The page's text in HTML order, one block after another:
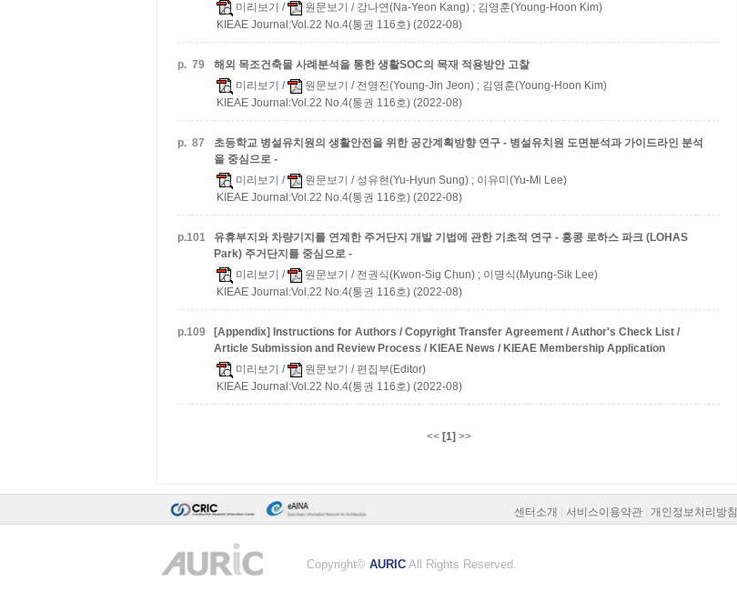
미리보기 / 원문보기 / 강나연(Na-Yeon Kang) ; 김영훈(Young-Hoon Kim)
KIEAE Journal:Vol.22 No.4(통권 116호) (2022-08)
p. 79
해외 목조건축물 사례분석을 통한 생활SOC의 목재 적용방안 고찰
미리보기 / 원문보기 / 전영진(Young-Jin Jeon) ; 김영훈(Young-Hoon Kim)
KIEAE Journal:Vol.22 No.4(통권 116호) (2022-08)
p. 87
초등학교 병설유치원의 생활안전을 위한 공간계획방향 연구 - 병설유치원 도면분석과 가이드라인 분석
을 중심으로 -
미리보기 / 원문보기 / 성유현(Yu-Hyun Sung) ; 이유미(Yu-Mi Lee)
KIEAE Journal:Vol.22 No.4(통권 116호) (2022-08)
p.101
유휴부지와 차량기지를 연계한 주거단지 개발 기법에 관한 기초적 연구 - 홍콩 로하스 파크 (LOHAS
Park) 주거단지를 중심으로 -
미리보기 / 원문보기 / 전권식(Kwon-Sig Chun) ; 이명식(Myung-Sik Lee)
KIEAE Journal:Vol.22 No.4(통권 116호) (2022-08)
p.109
[Appendix] Instructions for Authors / Copyright Transfer Agreement / Author's Check List /
Article Submission and Review Process / KIEAE News / KIEAE Membership Application
미리보기 / 원문보기 / 편집부(Editor)
KIEAE Journal:Vol.22 No.4(통권 116호) (2022-08)
<< [1] >>
센터소개 서비스이용약관 개인정보처리방침
Copyright© AURIC All Rights Reserved.